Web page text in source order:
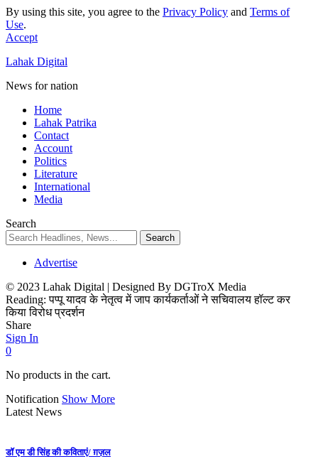
By using this site, you agree to the Privacy Policy and Terms of
Use.
Accept
Lahak Digital
News for nation
Home
Lahak Patrika
Contact
Account
Politics
Literature
International
Media
Search
Advertise
© 2023 Lahak Digital | Designed By DGTroX Media
Reading: पप्पू यादव के नेतृत्व में जाप कार्यकर्ताओं ने सचिवालय हॉल्ट कर
किया विरोध प्रदर्शन
Share
Sign In
0
No products in the cart.
Notification Show More
Latest News
डॉ एम डी सिंह की कविताएं/ ग़ज़ल